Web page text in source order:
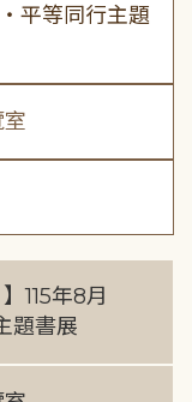
平等同行主題
115年8月
題書展